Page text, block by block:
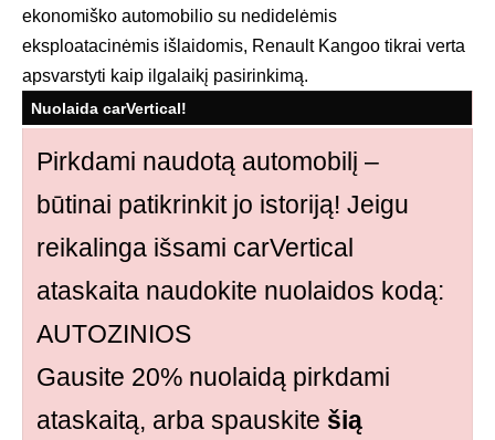
ekonomiško automobilio su nedidelėmis
eksploatacinėmis išlaidomis, Renault Kangoo tikrai verta
apsvarstyti kaip ilgalaikį pasirinkimą.
Nuolaida carVertical!
Pirkdami naudotą automobilį –
būtinai patikrinkit jo istoriją! Jeigu
reikalinga išsami carVertical
ataskaita naudokite nuolaidos kodą:
AUTOZINIOS
Gausite 20% nuolaidą pirkdami
ataskaitą, arba spauskite šią